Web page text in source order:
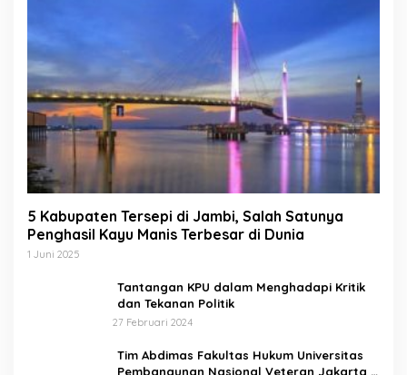
5 Kabupaten Tersepi di Jambi, Salah Satunya
Penghasil Kayu Manis Terbesar di Dunia
1 Juni 2025
Tantangan KPU dalam Menghadapi Kritik
dan Tekanan Politik
27 Februari 2024
Tim Abdimas Fakultas Hukum Universitas
Pembangunan Nasional Veteran Jakarta